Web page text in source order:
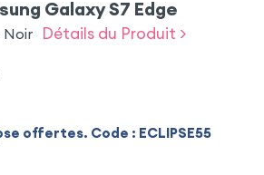
Galaxy S7 Edge
Noir Détails du Produit >
offertes. Code : ECLIPSE55